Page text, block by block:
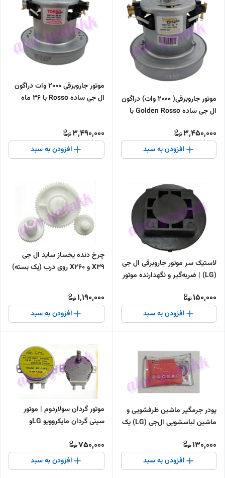
موتور جاروبرقی( 2000 وات) دراگون
ال جی ساده Golden Rosso با
3,450,000
افزودن به سبد
موتور جاروبرقی 2000 وات دراگون
ال جی ساده Rosso با 36 ماه
3,490,000
افزودن به سبد
لاستیک سر موتور جاروبرقی ال جی
(LG) | ضربه‌گیر و نگهدارنده موتور
150,000
افزودن به سبد
چرخ دنده یخساز ساید ال جی
X39 و X260 روی درب (یک بسته)
1,190,000
افزودن به سبد
پودر جرمگیر ماشین ظرفشویی و
ماشین لباسشویی ال‌جی (LG) یک
130,000
افزودن به سبد
موتور گردان سولاردوم | موتور
سینی گردان مایکروویو LGو
750,000
افزودن به سبد